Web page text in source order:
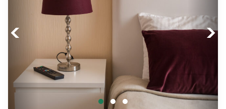
Previous Next